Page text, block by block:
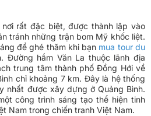
rất đặc biệt, được thành lập vào
tránh những trận bom Mỹ khốc liệt.
để ghé thăm khi bạn mua tour du
Đường hầm Văn La thuộc lãnh địa
trung tâm thành phố Đồng Hới về
chỉ khoảng 7 km. Đây là hệ thống
nhất được xây dựng ở Quảng Bình.
công trình sáng tạo thể hiện tinh
Nam trong chiến tranh Việt Nam.